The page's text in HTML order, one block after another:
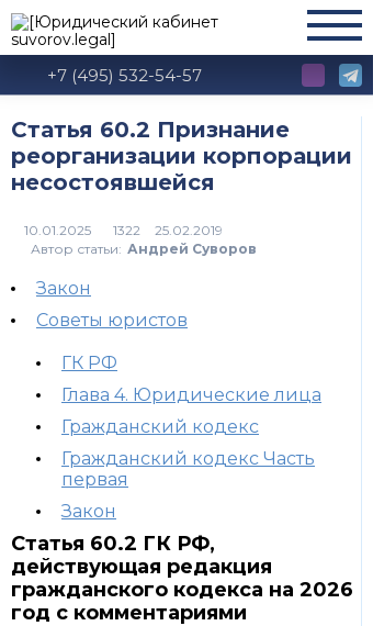
+7 (495) 532-54-57
Статья 60.2 Признание
реорганизации корпорации
несостоявшейся
1322
Автор статьи: Андрей Суворов
Закон
Советы юристов
ГК РФ
Глава 4. Юридические лица
Гражданский кодекс
Гражданский кодекс Часть
первая
Закон
Статья 60.2 ГК РФ,
действующая редакция
гражданского кодекса на 2026
год с комментариями